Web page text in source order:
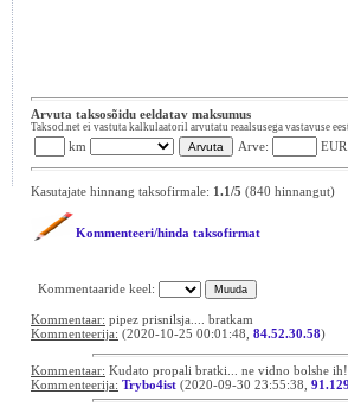
Arvuta taksosõidu eeldatav maksumus
Taksod.net ei vastuta kalkulaatoril arvutatu reaalsusega vastavuse
km Arve: EUR
Kasutajate hinnang taksofirmale: 1.1/5 (840 hinnangut)
Kommenteeri/hinda taksofirmat
Kommentaaride keel:
Kommentaar: pipez prisnilsja.... bratkam
Kommenteerija: (2020-10-25 00:01:48, 84.52.30.58)
Kommentaar: Kudato propali bratki... ne vidno bolshe ih!
Kommenteerija: Trybo4ist (2020-09-30 23:55:38,